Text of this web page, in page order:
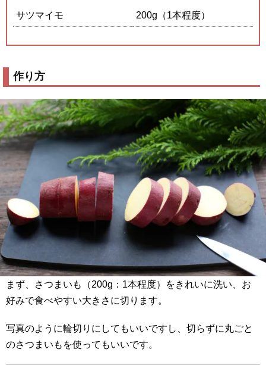
サツマイモ 200g（1本程度）
作り方
まず、さつまいも（200g：1本程度）をきれいに洗い、お
好みで食べやすい大きさに切ります。
写真のように輪切りにしてもいいですし、切らずに丸ごと
のさつまいもを使ってもいいです。